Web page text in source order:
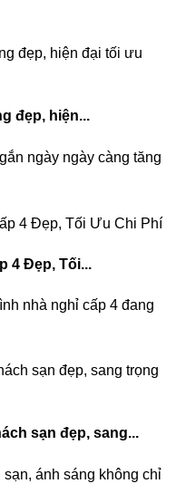
đẹp, hiện...
ngày ngày càng tăng
4 Đẹp, Tối...
nhà nghỉ cấp 4 đang
sạn đẹp, sang...
ánh sáng không chỉ